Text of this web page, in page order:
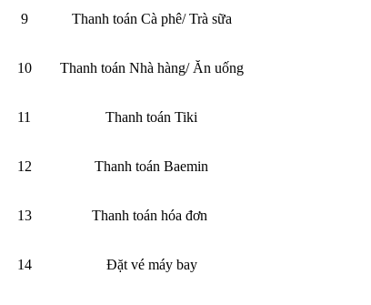
9 Thanh toán Cà phê/ Trà sữa
10 Thanh toán Nhà hàng/ Ăn uống
11 Thanh toán Tiki
12 Thanh toán Baemin
13 Thanh toán hóa đơn
14 Đặt vé máy bay